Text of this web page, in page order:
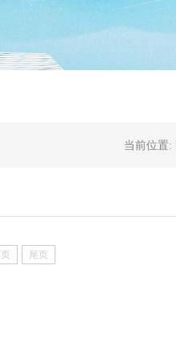
当前位置:
尾页